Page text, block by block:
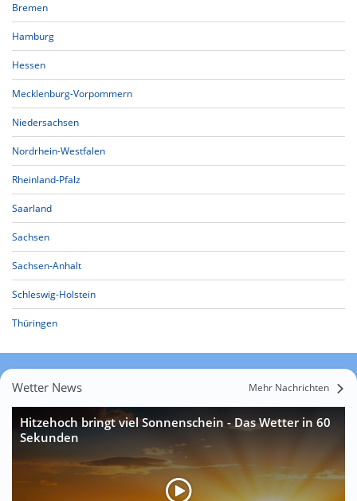
Bremen
Hamburg
Hessen
Mecklenburg-Vorpommern
Niedersachsen
Nordrhein-Westfalen
Rheinland-Pfalz
Saarland
Sachsen
Sachsen-Anhalt
Schleswig-Holstein
Thüringen
Wetter News Mehr Nachrichten
Hitzehoch bringt viel Sonnenschein - Das Wetter in 60
Sekunden